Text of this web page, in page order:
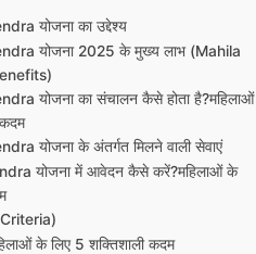
योजना का उद्देश्य
योजना 2025 के मुख्य लाभ (Mahila
योजना का संचालन कैसे होता है?महिलाओं
योजना के अंतर्गत मिलने वाली सेवाएं
योजना में आवेदन कैसे करें?महिलाओं के
Criteria)
के लिए 5 शक्तिशाली कदम